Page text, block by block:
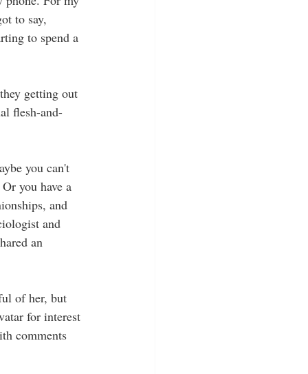
to say,
to spend a
getting out
flesh-and-
you can't
you have a
and
and
an
of her, but
for interest
comments